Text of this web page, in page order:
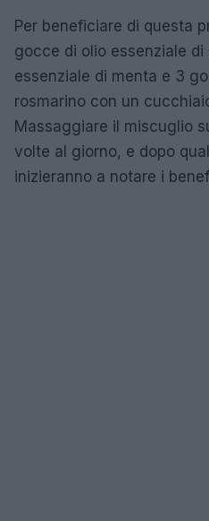
Per beneficiare di questa
gocce di olio essenziale
essenziale di menta e 3
rosmarino con un
Massaggiare il miscuglio
volte al giorno, e dopo
inizieranno a notare i